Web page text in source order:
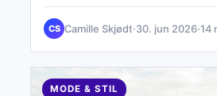
CS Camille Skjødt·30. jun 2026·14
MODE & STIL